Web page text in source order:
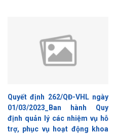
Quyết định 262/QĐ-VHL ngày
01/03/2023_Ban hành Quy
định quản lý các nhiệm vụ hỗ
trợ, phục vụ hoạt động khoa